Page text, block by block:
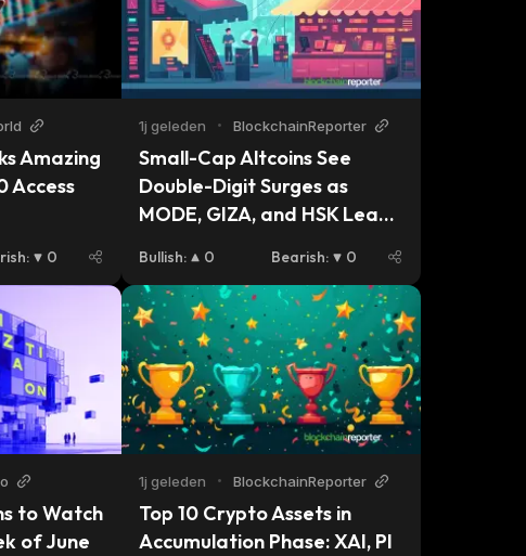
Amazing
Access
: 0
1j geleden • BlockchainReporter
Small-Cap Altcoins See
Double-Digit Surges as
MODE, GIZA, and HSK Lead
Bullish: 0 Bearish: 0
to Watch
of June
1j geleden • BlockchainReporter
Top 10 Crypto Assets in
Accumulation Phase: XAI, PI